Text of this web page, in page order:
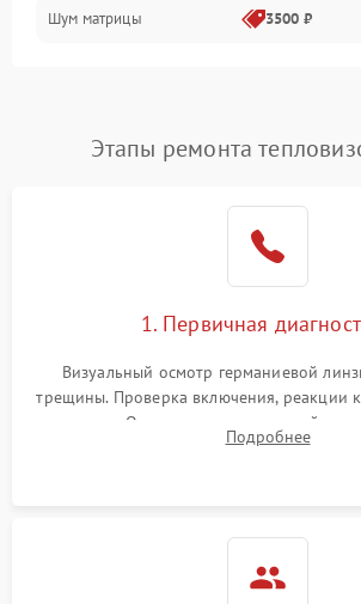
Проблемы питания
Сбои коммуникаций и интерфейсов
Экран (дисплей)
Шум матрицы 3500 ₽
Этапы ремонта
1. Первичная
Визуальный осмотр германиевой
трещины. Проверка включения, реакции
зарядки. Оценка вывода тепловой
проверка базовых функций и
Подробнее